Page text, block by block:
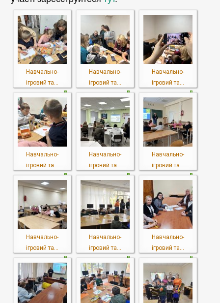
Навчально-
ігровий та...
Навчально-
ігровий та...
Навчально-
ігровий та...
Навчально-
ігровий та...
Навчально-
ігровий та...
Навчально-
ігровий та...
Навчально-
ігровий та...
Навчально-
ігровий та...
Навчально-
ігровий та...